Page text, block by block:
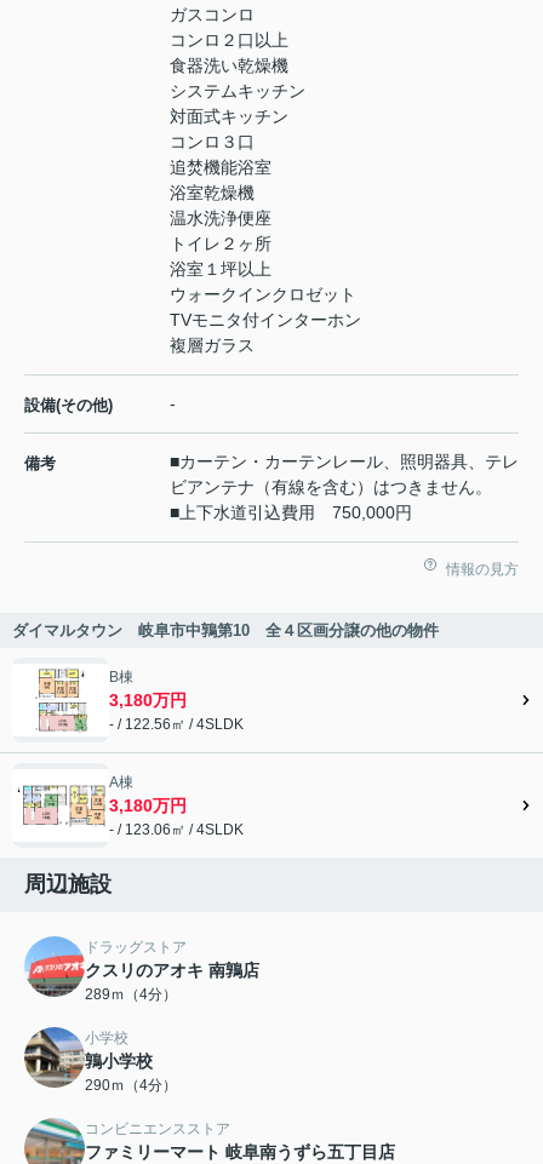
ガスコンロ
コンロ２口以上
食器洗い乾燥機
システムキッチン
対面式キッチン
コンロ３口
追焚機能浴室
浴室乾燥機
温水洗浄便座
トイレ２ヶ所
浴室１坪以上
ウォークインクロゼット
TVモニタ付インターホン
複層ガラス
設備(その他) -
備考
■カーテン・カーテンレール、照明器具、テレ
ビアンテナ（有線を含む）はつきません。
■上下水道引込費用 750,000円
情報の見方
ダイマルタウン 岐阜市中鶉第10 全４区画分譲の他の物件
B棟
3,180万円
- / 122.56㎡ / 4SLDK
A棟
3,180万円
- / 123.06㎡ / 4SLDK
周辺施設
ドラッグストア
クスリのアオキ 南鶉店
289ｍ（4分）
小学校
鶉小学校
290ｍ（4分）
コンビニエンスストア
ファミリーマート 岐阜南うずら五丁目店